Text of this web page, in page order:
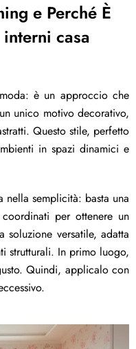
e Perché È
casa
è un approccio che
unico motivo decorativo,
Questo stile, perfetto
in spazi dinamici e
nella semplicità: basta una
per ottenere un
soluzione versatile, adatta
strutturali. In primo luogo,
Quindi, applicalo con